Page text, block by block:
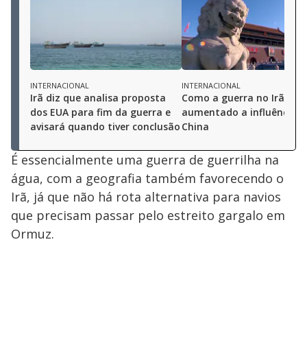
INTERNACIONAL
Irã diz que analisa proposta
dos EUA para fim da guerra e
avisará quando tiver conclusão
INTERNACIONAL
Como a guerra no Irã tem
aumentado a influência
China
É essencialmente uma guerra de guerrilha na
água, com a geografia também favorecendo o
Irã, já que não há rota alternativa para navios
que precisam passar pelo estreito gargalo em
Ormuz.